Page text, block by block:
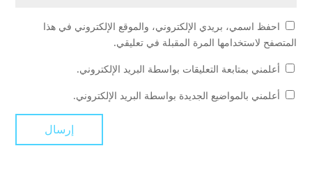
احفظ اسمي، بريدي الإلكتروني، والموقع الإلكتروني في هذا
المتصفح لاستخدامها المرة المقبلة في تعليقي.
أعلمني بمتابعة التعليقات بواسطة البريد الإلكتروني.
أعلمني بالمواضيع الجديدة بواسطة البريد الإلكتروني.